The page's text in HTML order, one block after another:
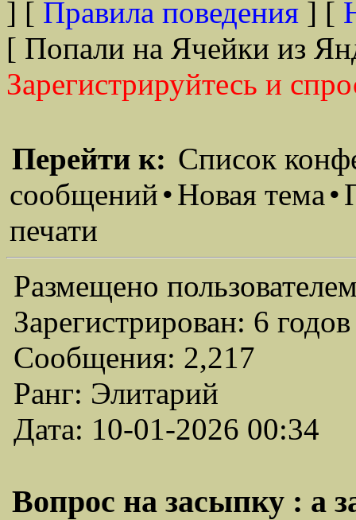
] [ Правила поведения ] [
[ Попали на Ячейки из
Зарегистрируйтесь и
Перейти к: Список
сообщений•Новая тема•
печати
Размещено
Зарегистрирован: 6
Сообщения: 2,217
Ранг: Элитарий
Дата: 10-01-2026 00:34
Вопрос на засыпку : а